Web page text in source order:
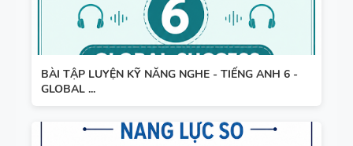
BÀI TẬP LUYỆN KỸ NĂNG NGHE - TIẾNG ANH 6 -
GLOBAL ...